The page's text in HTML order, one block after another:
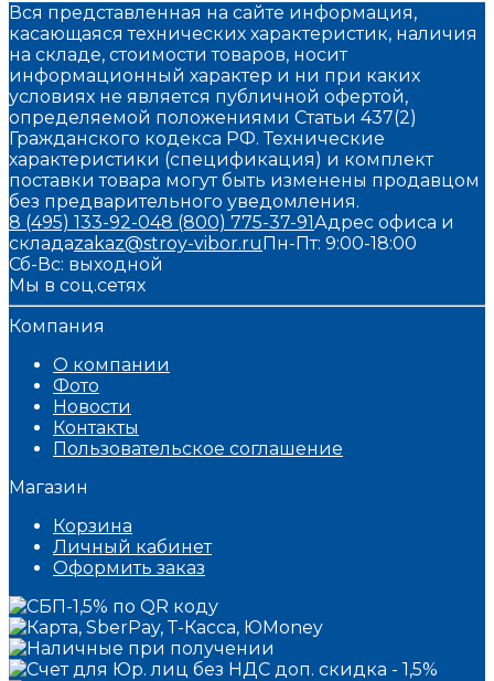
Вся представленная на сайте информация,
касающаяся технических характеристик, наличия
на складе, стоимости товаров, носит
информационный характер и ни при каких
условиях не является публичной офертой,
определяемой положениями Статьи 437(2)
Гражданского кодекса РФ. Технические
характеристики (спецификация) и комплект
поставки товара могут быть изменены продавцом
без предварительного уведомления.
8 (495) 133-92-048 (800) 775-37-91Адрес офиса и
складаzakaz@stroy-vibor.ruПн-Пт: 9:00-18:00
Сб-Вс: выходной
Мы в соц.сетях
Компания
О компании
Фото
Новости
Контакты
Пользовательское соглашение
Магазин
Корзина
Личный кабинет
Оформить заказ